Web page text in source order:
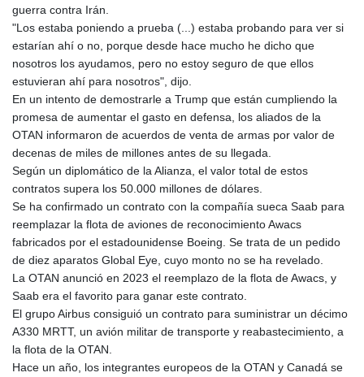
LAK 26033.935768
LBP
103255.774835
LKR 386.757893
LRD 208.125242
LSL 18.73251
LTL 3.413847
LVL 0.699351
LYD 7.334236
MAD 10.746522
MDL 20.051112
MGA 4920.499886
MKD 61.581589
MMK 2427.420348
MNT 4155.540854
MOP 9.317581
MRU 46.35313
MUR 54.339702
MWK 1999.409468
guerra contra Irán.
"Los estaba poniendo a prueba (...) estaba probando para ver si
estarían ahí o no, porque desde hace mucho he dicho que
nosotros los ayudamos, pero no estoy seguro de que ellos
estuvieran ahí para nosotros", dijo.
En un intento de demostrarle a Trump que están cumpliendo la
promesa de aumentar el gasto en defensa, los aliados de la
OTAN informaron de acuerdos de venta de armas por valor de
decenas de miles de millones antes de su llegada.
Según un diplomático de la Alianza, el valor total de estos
contratos supera los 50.000 millones de dólares.
Se ha confirmado un contrato con la compañía sueca Saab para
reemplazar la flota de aviones de reconocimiento Awacs
fabricados por el estadounidense Boeing. Se trata de un pedido
de diez aparatos Global Eye, cuyo monto no se ha revelado.
La OTAN anunció en 2023 el reemplazo de la flota de Awacs, y
Saab era el favorito para ganar este contrato.
El grupo Airbus consiguió un contrato para suministrar un décimo
A330 MRTT, un avión militar de transporte y reabastecimiento, a
la flota de la OTAN.
Hace un año, los integrantes europeos de la OTAN y Canadá se